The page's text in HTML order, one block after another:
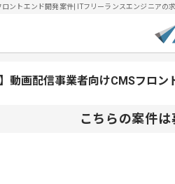
ロントエンド開発案件| ITフリーランスエンジニア
動画配信事業者向けCMSフロ
こちらの案件